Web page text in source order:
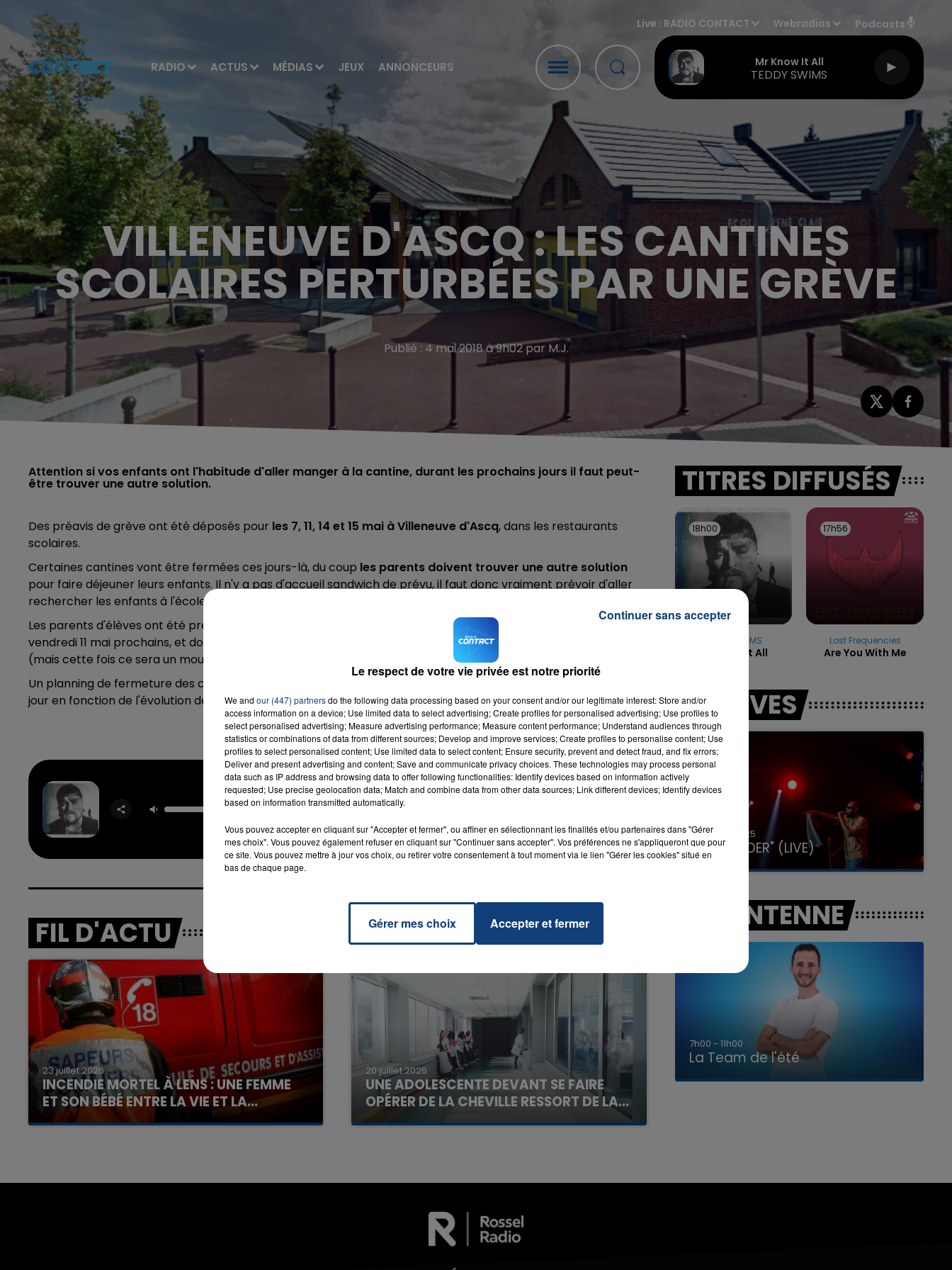
RADIO ACTUS MÉDIAS JEUX ANNONCEURS
Live : RADIO CONTACT Webradios Podcasts
Mr Know It All
TEDDY SWIMS
LA TEAM DE L'ÉTÉ
VILLENEUVE D'ASCQ : LES CANTINES
SCOLAIRES PERTURBÉES PAR UNE GRÈVE
Publié : 4 mai 2018 à 9h02 par M.J.
Attention si vos enfants ont l'habitude d'aller manger à la cantine, durant les prochains jours il faut peut-
être trouver une autre solution.
Des préavis de grève ont été déposés pour les 7, 11, 14 et 15 mai à Villeneuve d'Ascq, dans les restaurants
scolaires.
Certaines cantines vont être fermées ces jours-là, du coup les parents doivent trouver une autre solution
pour faire déjeuner leurs enfants. Il n'y a pas d'accueil sandwich de prévu, il faut donc vraiment prévoir d'aller
rechercher les enfants à l'école pour la pause déjeuner.
Les parents d'élèves ont été prévenus avant les vacances pour les fermetures de cantines de ces lundi 7 et
vendredi 11 mai prochains, et donc il faut noter des fermetures à venir aussi les 14 et 15 mai, ainsi que le 22 mai
(mais cette fois ce sera un mouvement national plus large, qui pourrait concerner aussi les enseignants).
Un planning de fermeture des cantines est en ligne
sur le site de la Ville de Villeneuve d'Ascq
, il sera remis à
jour en fonction de l'évolution des événements.
Mr Know It All RADIO CONTACT
FIL D'ACTU
23 juillet 2026
INCENDIE MORTEL À LENS : UNE FEMME
ET SON BÉBÉ ENTRE LA VIE ET LA...
Un homme s'est immolé par le feu après avoir
20 juillet 2026
UNE ADOLESCENTE DEVANT SE FAIRE
OPÉRER DE LA CHEVILLE RESSORT DE LA...
La famille a porté plainte contre la clinique qui a
TITRES DIFFUSÉS
18h00
18h00
TEDDY SWIMS
Mr Know It All
17h56
17h56
Lost Frequencies
Are You With Me
LES LIVES
31 janvier 2025
GIMS "SPIDER" (LIVE)
A L'ANTENNE
7h00 - 11h00
La Team de l'été
7h00 - 11h00
La Team de l'été
Le respect de votre vie privée est notre priorité
We and our (447) partnersdo the following data processing based on your consent and/or our legitimate interest: Store and/or
access information on a device; Use limited data to select advertising; Create profiles for personalised advertising; Use profiles to
select personalised advertising; Measure advertising performance; Measure content performance; Understand audiences through
statistics or combinations of data from different sources; Develop and improve services; Create profiles to personalise content; Use
profiles to select personalised content; Use limited data to select content; Ensure security, prevent and detect fraud, and fix errors;
Deliver and present advertising and content; Save and communicate privacy choices. These technologies may process personal
data such as IP address and browsing data to offer following functionalities: Identify devices based on information actively
requested; Use precise geolocation data; Match and combine data from other data sources; Link different devices; Identify devices
based on information transmitted automatically.
Vous pouvez accepter en cliquant sur "Accepter et fermer", ou affiner en sélectionnant les finalités et/ou partenaires dans "Gérer
mes choix". Vous pouvez également refuser en cliquant sur "Continuer sans accepter". Vos préférences ne s'appliqueront que pour
ce site. Vous pouvez mettre à jour vos choix, ou retirer votre consentement à tout moment via le lien "Gérer les cookies" situé en
bas de chaque page.
Gérer mes choix Accepter et fermer
Continuer sans accepter